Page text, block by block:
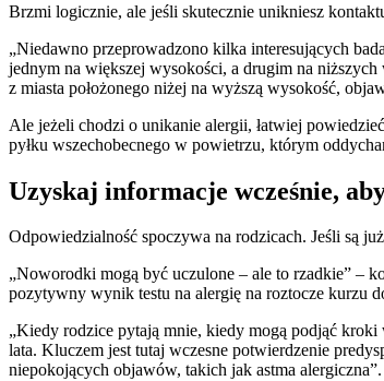
Brzmi logicznie, ale jeśli skutecznie unikniesz
„Niedawno przeprowadzono kilka interesujących
jednym na większej wysokości, a drugim na
z miasta położonego niżej na wyższą wysokość,
Ale jeżeli chodzi o unikanie alergii, łatwiej
pyłku wszechobecnego w powietrzu, którym
Uzyskaj informacje wcześnie,
Odpowiedzialność spoczywa na rodzicach. Jeśli są
„Noworodki mogą być uczulone – ale to rzadkie” –
pozytywny wynik testu na alergię na roztocze kurzu
„Kiedy rodzice pytają mnie, kiedy mogą podjąć
lata. Kluczem jest tutaj wczesne potwierdzenie
niepokojących objawów, takich jak astma alergiczna”.